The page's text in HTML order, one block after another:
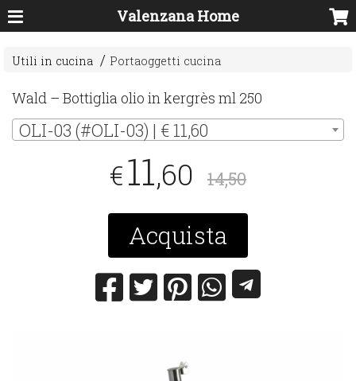
Valenzana Home
Utili in cucina Portaoggetti cucina
Wald – Bottiglia olio in kergrès ml 250
OLI-03 (#OLI-03) | € 11,60
€11,60 14,50
Acquista